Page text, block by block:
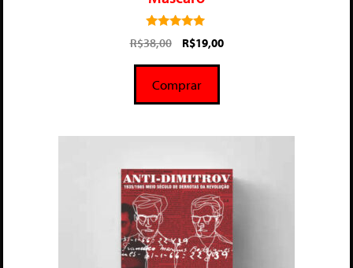
5.00
de 5
R$38,00 R$19,00
Comprar